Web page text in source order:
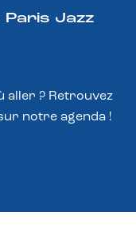
Jazz
aller ? Retrouvez
notre agenda !